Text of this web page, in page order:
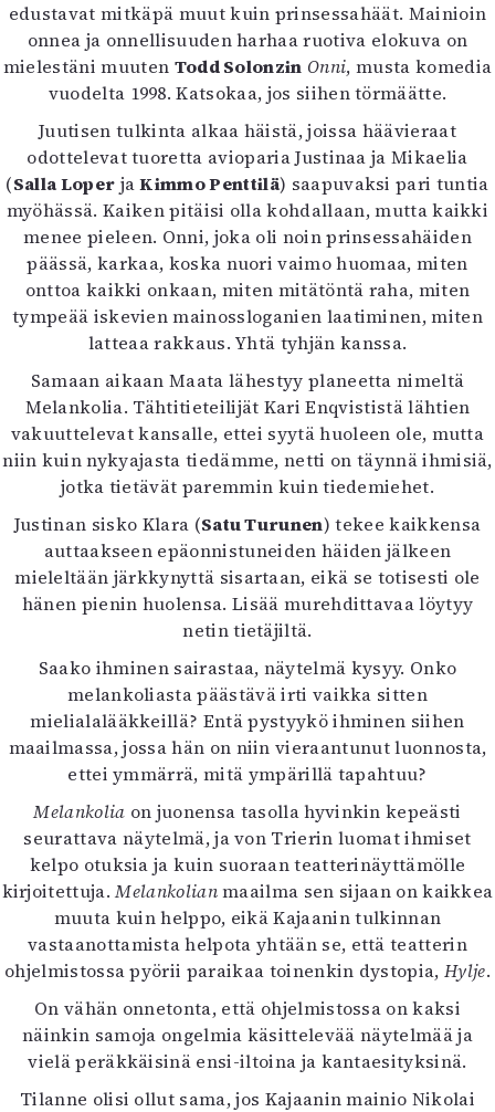
edustavat mitkäpä muut kuin prinsessahäät. Mainioin
onnea ja onnellisuuden harhaa ruotiva elokuva on
mielestäni muuten Todd Solonzin Onni, musta komedia
vuodelta 1998. Katsokaa, jos siihen törmäätte.
Juutisen tulkinta alkaa häistä, joissa häävieraat
odottelevat tuoretta avioparia Justinaa ja Mikaelia
(Salla Loper jaKimmo Penttilä) saapuvaksi pari tuntia
myöhässä. Kaiken pitäisi olla kohdallaan, mutta kaikki
menee pieleen. Onni, joka oli noin prinsessahäiden
päässä, karkaa, koska nuori vaimo huomaa, miten
onttoa kaikki onkaan, miten mitätöntä raha, miten
tympeää iskevien mainossloganien laatiminen, miten
latteaa rakkaus. Yhtä tyhjän kanssa.
Samaan aikaan Maata lähestyy planeetta nimeltä
Melankolia. Tähtitieteilijät Kari Enqvististä lähtien
vakuuttelevat kansalle, ettei syytä huoleen ole, mutta
niin kuin nykyajasta tiedämme, netti on täynnä ihmisiä,
jotka tietävät paremmin kuin tiedemiehet.
Justinan sisko Klara (Satu Turunen) tekee kaikkensa
auttaakseen epäonnistuneiden häiden jälkeen
mieleltään järkkynyttä sisartaan, eikä se totisesti ole
hänen pienin huolensa. Lisää murehdittavaa löytyy
netin tietäjiltä.
Saako ihminen sairastaa, näytelmä kysyy. Onko
melankoliasta päästävä irti vaikka sitten
mielialalääkkeillä? Entä pystyykö ihminen siihen
maailmassa, jossa hän on niin vieraantunut luonnosta,
ettei ymmärrä, mitä ympärillä tapahtuu?
Melankolia on juonensa tasolla hyvinkin kepeästi
seurattava näytelmä, ja von Trierin luomat ihmiset
kelpo otuksia ja kuin suoraan teatterinäyttämölle
kirjoitettuja.Melankolianmaailma sen sijaan on kaikkea
muuta kuin helppo, eikä Kajaanin tulkinnan
vastaanottamista helpota yhtään se, että teatterin
ohjelmistossa pyörii paraikaa toinenkin dystopia,Hylje.
On vähän onnetonta, että ohjelmistossa on kaksi
näinkin samoja ongelmia käsittelevää näytelmää ja
vielä peräkkäisinä ensi-iltoina ja kantaesityksinä.
Tilanne olisi ollut sama, jos Kajaanin mainio Nikolai